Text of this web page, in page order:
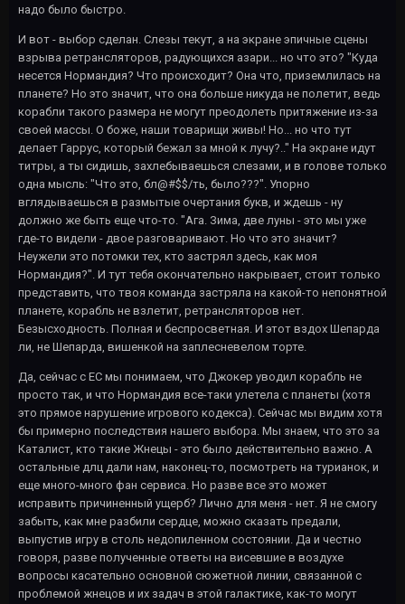
надо было быстро.
И вот - выбор сделан. Слезы текут, а на экране эпичные сцены
взрыва ретрансляторов, радующихся азари... но что это? "Куда
несется Нормандия? Что происходит? Она что, приземлилась на
планете? Но это значит, что она больше никуда не полетит, ведь
корабли такого размера не могут преодолеть притяжение из-за
своей массы. О боже, наши товарищи живы! Но... но что тут
делает Гаррус, который бежал за мной к лучу?.." На экране идут
титры, а ты сидишь, захлебываешься слезами, и в голове только
одна мысль: "Что это, бл@#$$/ть, было???". Упорно
вглядываешься в размытые очертания букв, и ждешь - ну
должно же быть еще что-то. "Ага. Зима, две луны - это мы уже
где-то видели - двое разговаривают. Но что это значит?
Неужели это потомки тех, кто застрял здесь, как моя
Нормандия?". И тут тебя окончательно накрывает, стоит только
представить, что твоя команда застряла на какой-то непонятной
планете, корабль не взлетит, ретрансляторов нет.
Безысходность. Полная и беспросветная. И этот вздох Шепарда
ли, не Шепарда, вишенкой на заплесневелом торте.
Да, сейчас с ЕС мы понимаем, что Джокер уводил корабль не
просто так, и что Нормандия все-таки улетела с планеты (хотя
это прямое нарушение игрового кодекса). Сейчас мы видим хотя
бы примерно последствия нашего выбора. Мы знаем, что это за
Каталист, кто такие Жнецы - это было действительно важно. А
остальные длц дали нам, наконец-то, посмотреть на турианок, и
еще много-много фан сервиса. Но разве все это может
исправить причиненный ущерб? Лично для меня - нет. Я не смогу
забыть, как мне разбили сердце, можно сказать предали,
выпустив игру в столь недопиленном состоянии. Да и честно
говоря, разве полученные ответы на висевшие в воздухе
вопросы касательно основной сюжетной линии, связанной с
проблемой жнецов и их задач в этой галактике, как-то могут